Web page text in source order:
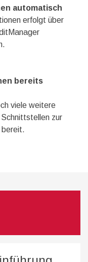
automatisch
erfolgt über
bereits
viele weitere
zur
bereit.